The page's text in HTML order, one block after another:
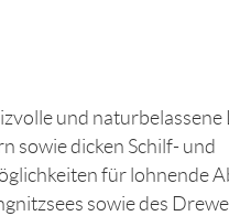
und naturbelassene
sowie dicken Schilf- und
für lohnende
sowie des